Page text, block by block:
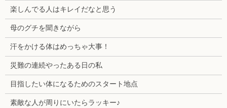
楽しんでる人はキレイだなと思う
母のグチを聞きながら
汗をかける体はめっちゃ大事！
災難の連続やったある日の私
目指したい体になるためのスタート地点
素敵な人が周りにいたらラッキー♪